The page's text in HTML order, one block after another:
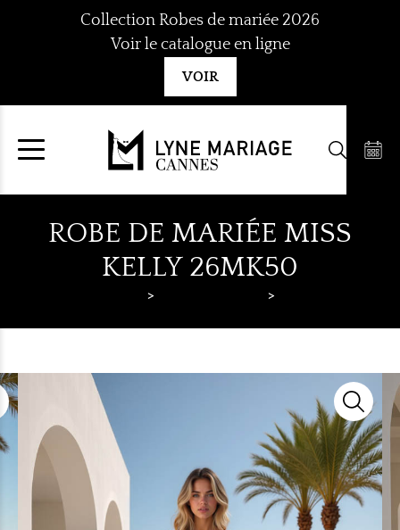
Collection Robes de mariée 2026
Voir le catalogue en ligne
VOIR
ROBE DE MARIÉE MISS
KELLY 26MK50